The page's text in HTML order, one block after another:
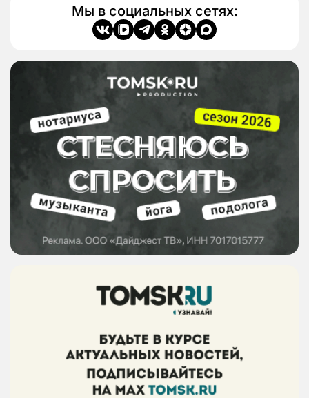
Мы в социальных сетях: